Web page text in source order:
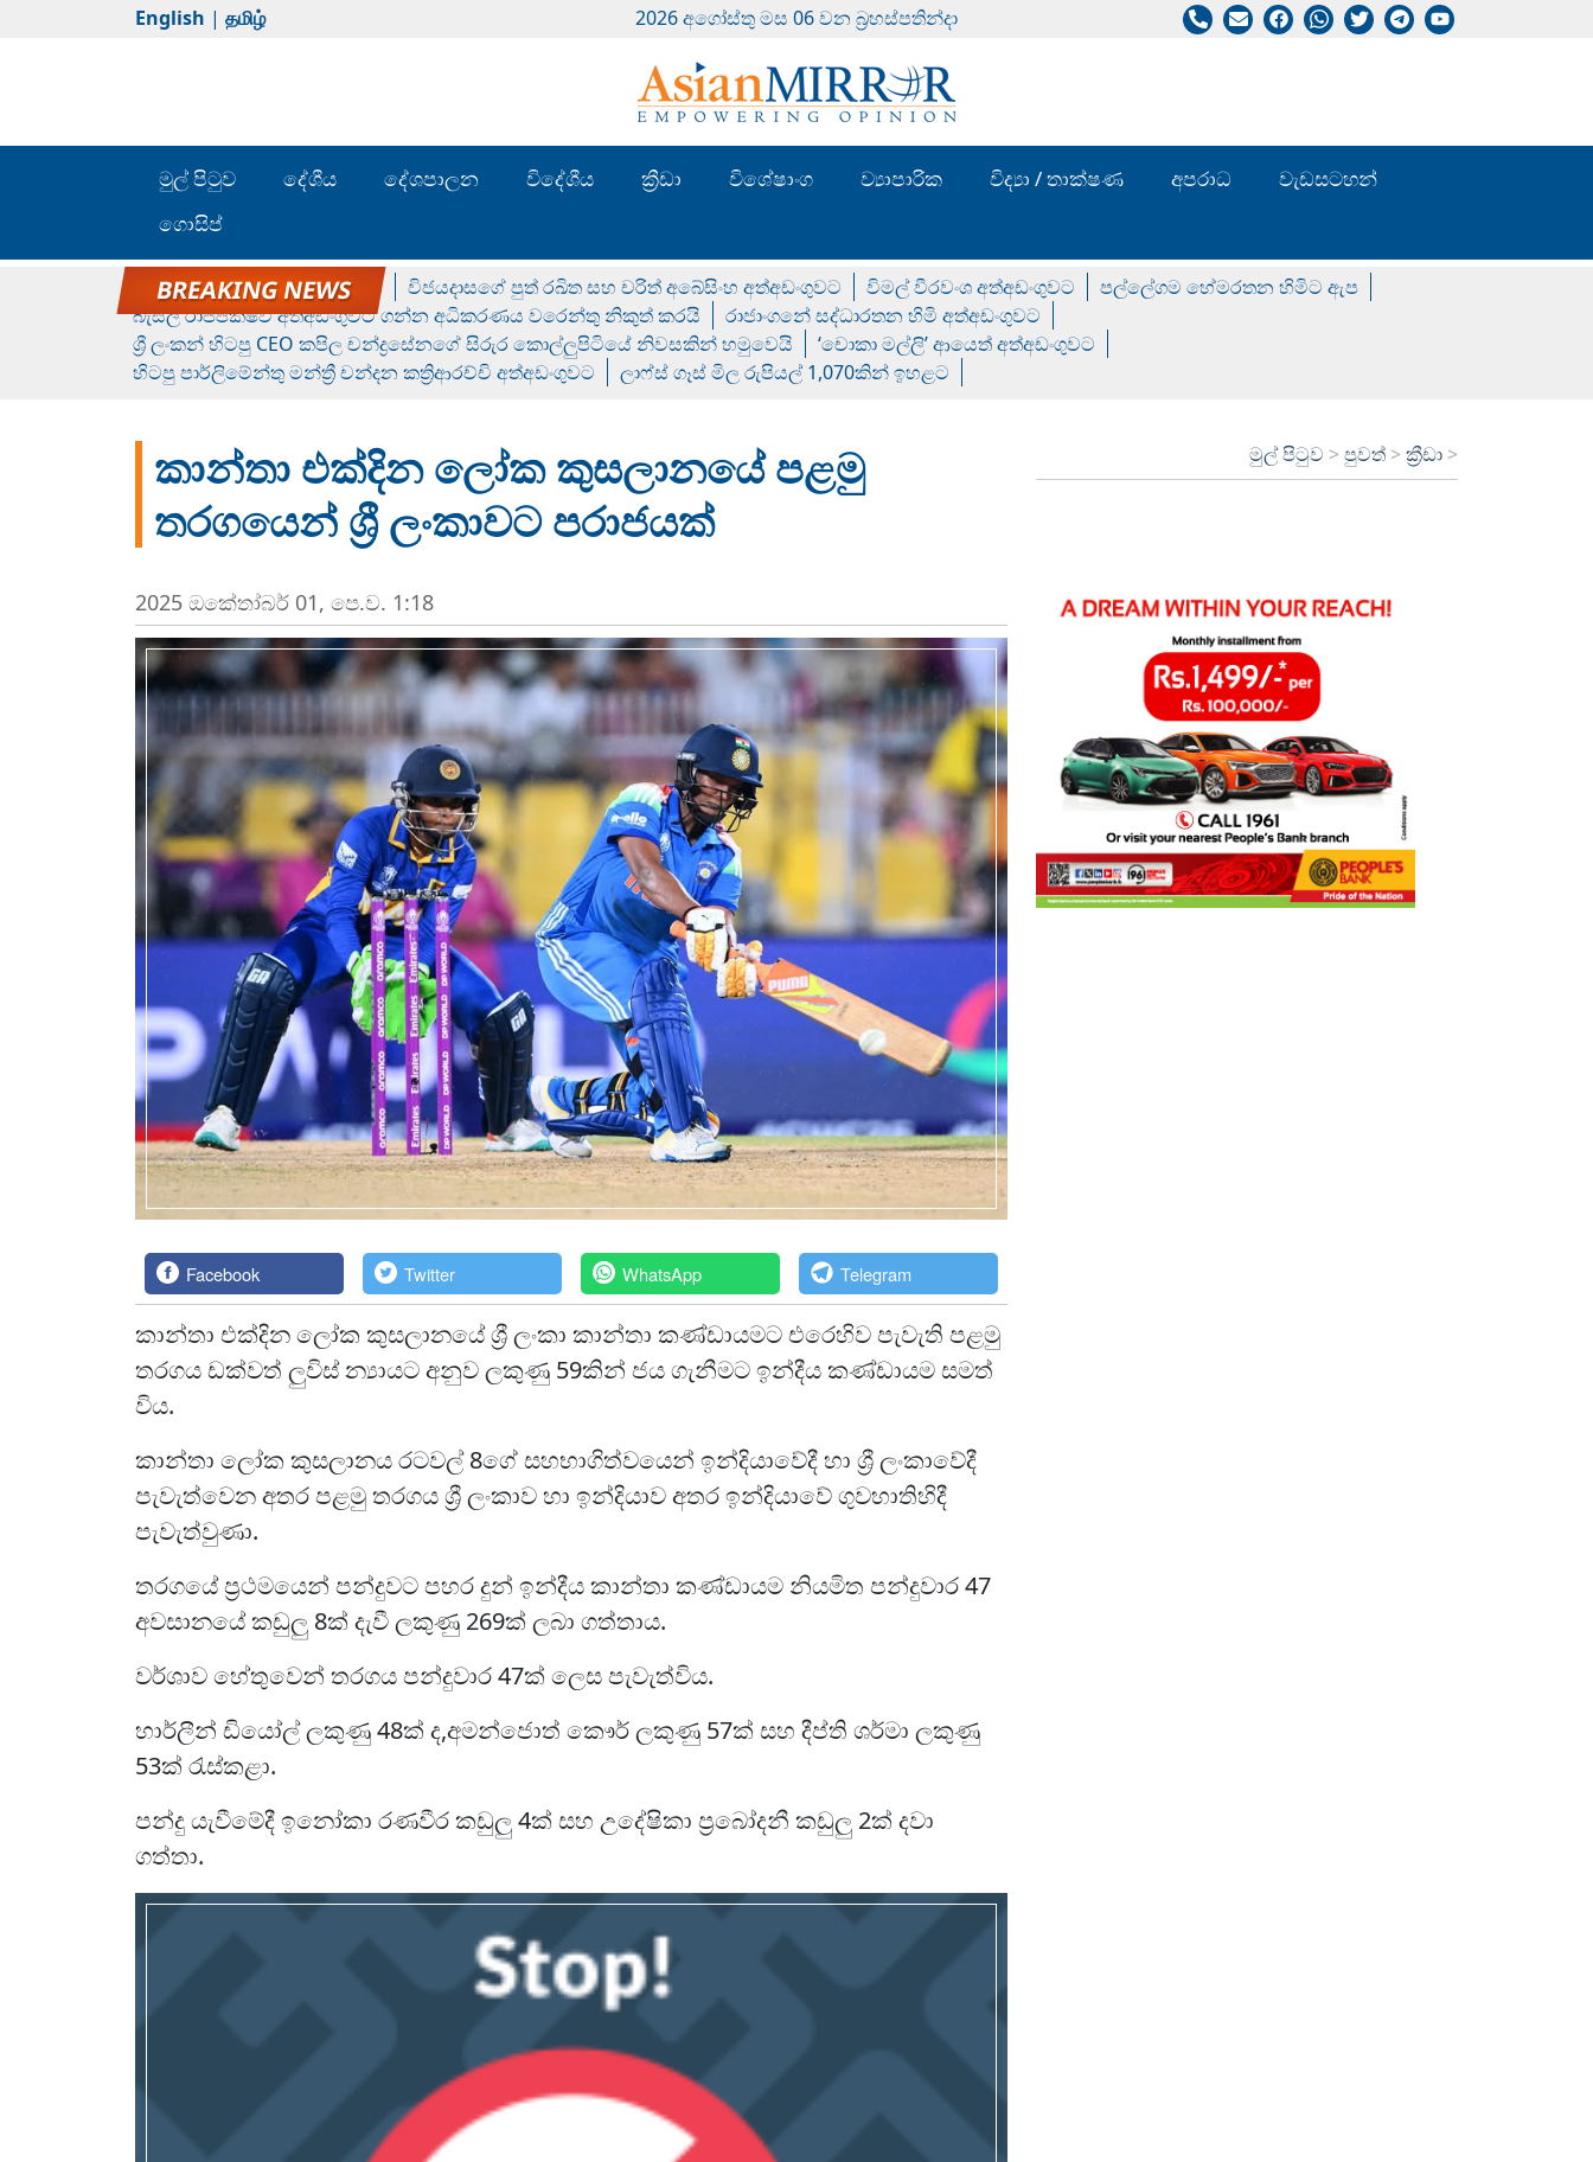
English | தமிழ் 2026 අගෝස්‍තු මස 06 වන බ්‍රහස්පතින්දා
මුල් පිටුව දේශීය දේශපාලන විදේශීය ක්‍රීඩා විශේෂාංග ව්‍යාපාරික විද්‍යා / තාක්ෂණ අපරාධ
වැඩසටහන්
ගොසිප්
රන් ගෙනා රුමේෂ්ගේ හෙල්ලය විජයදාසගේ පුත් රඛිත සහ චරිත් අබේසිංහ අත්අඩංගුවට විමල් වීරවංශ අත්අඩංගුවට
පල්ලේගම හේමරතන හිමිට ඇප
බැසිල් රාජපක්ෂව අත්අඩංගුවට ගන්න අධිකරණය වරෙන්තු නිකුත් කරයි
රාජාංගනේ සද්ධාරතන හිමි අත්අඩංගුවට
ශ්‍රී ලංකන් හිටපු CEO කපිල චන්ද්‍රසේනගේ සිරුර කොල්ලුපිටියේ නිවසකින් හමුවෙයි
‘චොකා මල්ලි’ ආයෙත් අත්අඩංගුවට
හිටපු පාර්ලිමේන්තු මන්ත්‍රී චන්දන කත්‍රිආරච්චි අත්අඩංගුවට
ලාෆ්ස් ගෑස් මිල රුපියල් 1,070කින් ඉහළට
කාන්තා එක්දින ලෝක කුසලානයේ පළමු
තරගයෙන් ශ්‍රී ලංකාවට පරාජයක්
මුල් පිටුව >පුවත් >ක්‍රීඩා >
2025 ඔක්‍තෝබර් 01, පෙ.ව. 1:18
Facebook Twitter WhatsApp Telegram
කාන්තා එක්දින ලෝක කුසලානයේ ශ්‍රී ලංකා කාන්තා කණ්ඩායමට එරෙහිව පැවැති පළමු
තරගය ඩක්වත් ලුවිස් න්‍යායට අනුව ලකුණු 59කින් ජය ගැනීමට ඉන්දීය කණ්ඩායම සමත්
විය.
කාන්තා ලෝක කුසලානය රටවල් 8ගේ සහභාගිත්වයෙන් ඉන්දියාවේදී හා ශ්‍රී ලංකාවේදී
පැවැත්වෙන අතර පළමු තරගය ශ්‍රී ලංකාව හා ඉන්දියාව අතර ඉන්දියාවේ ගුවහාතිහිදී
පැවැත්වුණා.
තරගයේ ප්‍රථමයෙන් පන්දුවට පහර දුන් ඉන්දීය කාන්තා කණ්ඩායම නියමිත පන්දුවාර 47
අවසානයේ කඩුලු 8ක් දැවී ලකුණු 269ක් ලබා ගත්තාය.
වර්ශාව හේතුවෙන් තරගය පන්දුවාර 47ක් ලෙස පැවැත්විය.
හාර්ලීන් ඩියෝල් ලකුණු 48ක් ද,අමන්ජොත් කෞර් ලකුණු 57ක් සහ දීප්ති ශර්මා ලකුණු
53ක් රැස්කළා.
පන්දු යැවීමේදී ඉනෝකා රණවීර කඩුලු 4ක් සහ උදේෂිකා ප්‍රබෝදනී කඩුලු 2ක් දවා
ගත්තා.